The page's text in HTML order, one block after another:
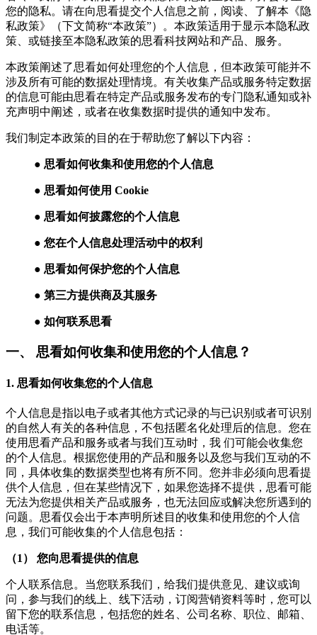
您的隐私。请在向思看提交个人信息之前，阅读、了解本《隐
私政策》（下文简称“本政策”）。本政策适用于显示本隐私政
策、或链接至本隐私政策的思看科技网站和产品、服务。
本政策阐述了思看如何处理您的个人信息，但本政策可能并不
涉及所有可能的数据处理情境。有关收集产品或服务特定数据
的信息可能由思看在特定产品或服务发布的专门隐私通知或补
充声明中阐述，或者在收集数据时提供的通知中发布。
我们制定本政策的目的在于帮助您了解以下内容：
● 思看如何收集和使用您的个人信息
● 思看如何使用 Cookie
● 思看如何披露您的个人信息
● 您在个人信息处理活动中的权利
● 思看如何保护您的个人信息
● 第三方提供商及其服务
● 如何联系思看
一、 思看如何收集和使用您的个人信息？
1. 思看如何收集您的个人信息
个人信息是指以电子或者其他方式记录的与已识别或者可识别
的自然人有关的各种信息，不包括匿名化处理后的信息。您在
使用思看产品和服务或者与我们互动时，我 们可能会收集您
的个人信息。根据您使用的产品和服务以及您与我们互动的不
同，具体收集的数据类型也将有所不同。您并非必须向思看提
供个人信息，但在某些情况下，如果您选择不提供，思看可能
无法为您提供相关产品或服务，也无法回应或解决您所遇到的
问题。思看仅会出于本声明所述目的收集和使用您的个人信
息，我们可能收集的个人信息包括：
（1） 您向思看提供的信息
个人联系信息。当您联系我们，给我们提供意见、建议或询
问，参与我们的线上、线下活动，订阅营销资料等时，您可以
留下您的联系信息，包括您的姓名、公司名称、职位、邮箱、
电话等。